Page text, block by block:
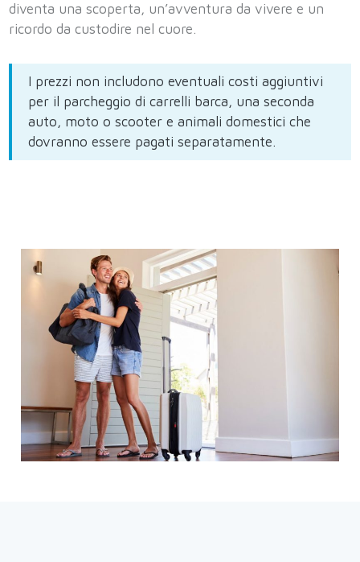
diventa una scoperta, un’avventura da vivere e un
ricordo da custodire nel cuore.
I prezzi non includono eventuali costi aggiuntivi
per il parcheggio di carrelli barca, una seconda
auto, moto o scooter e animali domestici che
dovranno essere pagati separatamente.